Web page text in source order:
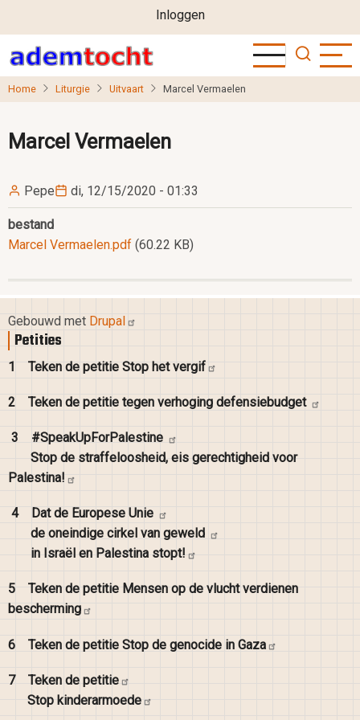
naar
de
inhoud
User
account
menu
Inloggen
Home Liturgie Uitvaart Marcel Vermaelen
Marcel Vermaelen
Pepe di, 12/15/2020 - 01:33
bestand
Marcel Vermaelen.pdf (60.22 KB)
Gebouwd met Drupal
Petities
1 Teken de petitie Stop hetvergif
2 Teken de petitie tegen verhoging defensiebudget
3
#SpeakUpForPalestine
Stop de straffeloosheid, eis gerechtigheid voor
Palestina!
4 Dat de Europese Unie
de oneindige cirkel van geweld
in Israël en Palestina stopt!
5 Teken de petitie Mensen op de vlucht verdienen
bescherming
6 Teken de petitie Stop de genocide in Gaza
7 Teken de petitie
Stop kinderarmoede